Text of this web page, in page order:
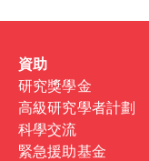
資助
研究獎學金
高級研究學者計劃
科學交流
緊急援助基金